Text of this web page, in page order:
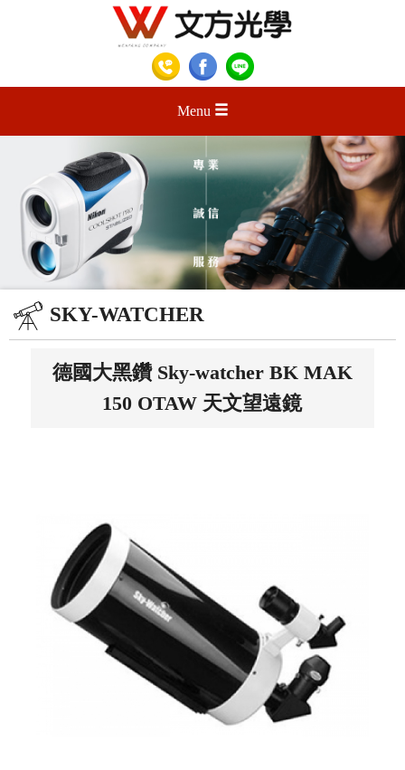
Menu
SKY-WATCHER
德國大黑鑽 Sky-watcher BK MAK
150 OTAW 天文望遠鏡